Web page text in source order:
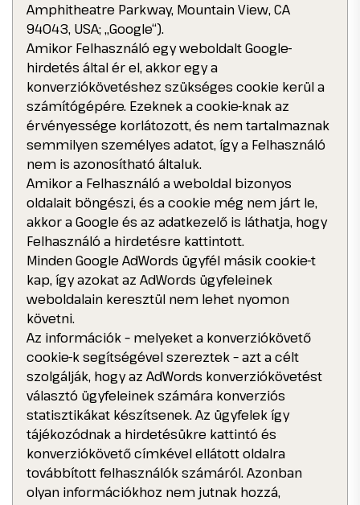
Amphitheatre Parkway, Mountain View, CA
94043, USA; „Google“).
Amikor Felhasználó egy weboldalt Google-
hirdetés által ér el, akkor egy a
konverziókövetéshez szükséges cookie kerül a
számítógépére. Ezeknek a cookie-knak az
érvényessége korlátozott, és nem tartalmaznak
semmilyen személyes adatot, így a Felhasználó
nem is azonosítható általuk.
Amikor a Felhasználó a weboldal bizonyos
oldalait böngészi, és a cookie még nem járt le,
akkor a Google és az adatkezelő is láthatja, hogy
Felhasználó a hirdetésre kattintott.
Minden Google AdWords ügyfél másik cookie-t
kap, így azokat az AdWords ügyfeleinek
weboldalain keresztül nem lehet nyomon
követni.
Az információk – melyeket a konverziókövető
cookie-k segítségével szereztek – azt a célt
szolgálják, hogy az AdWords konverziókövetést
választó ügyfeleinek számára konverziós
statisztikákat készítsenek. Az ügyfelek így
tájékozódnak a hirdetésükre kattintó és
konverziókövető címkével ellátott oldalra
továbbított felhasználók számáról. Azonban
olyan információkhoz nem jutnak hozzá,